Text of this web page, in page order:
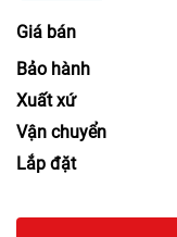
Giá bán
Bảo hành
Xuất xứ
Vận chuyển
Lắp đặt